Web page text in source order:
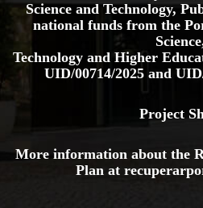
Science and Technology,
national funds from the
Technology and Higher
UID/00714/2025 and
Project
More information about the
Plan at